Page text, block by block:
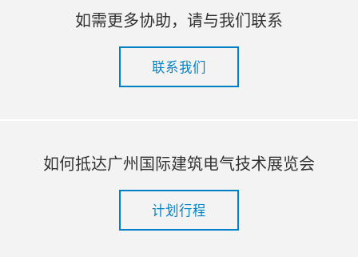
如需更多协助，请与我们联系
联系我们
如何抵达广州国际建筑电气技术展览会
计划行程